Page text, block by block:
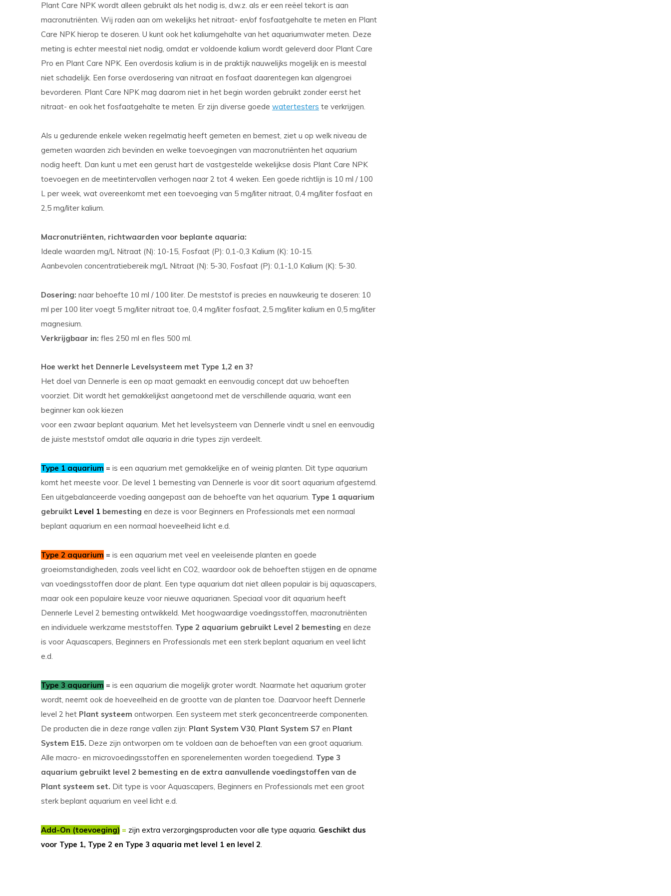
Plant Care NPK wordt alleen gebruikt als het nodig is, d.w.z. als er een reëel tekort is aan
macronutriënten. Wij raden aan om wekelijks het nitraat- en/of fosfaatgehalte te meten en Plant
Care NPK hierop te doseren. U kunt ook het kaliumgehalte van het aquariumwater meten. Deze
meting is echter meestal niet nodig, omdat er voldoende kalium wordt geleverd door Plant Care
Pro en Plant Care NPK. Een overdosis kalium is in de praktijk nauwelijks mogelijk en is meestal
niet schadelijk. Een forse overdosering van nitraat en fosfaat daarentegen kan algengroei
bevorderen. Plant Care NPK mag daarom niet in het begin worden gebruikt zonder eerst het
nitraat- en ook het fosfaatgehalte te meten. Er zijn diverse goede watertesters te verkrijgen.
Als u gedurende enkele weken regelmatig heeft gemeten en bemest, ziet u op welk niveau de
gemeten waarden zich bevinden en welke toevoegingen van macronutriënten het aquarium
nodig heeft. Dan kunt u met een gerust hart de vastgestelde wekelijkse dosis Plant Care NPK
toevoegen en de meetintervallen verhogen naar 2 tot 4 weken. Een goede richtlijn is 10 ml / 100
L per week, wat overeenkomt met een toevoeging van 5 mg/liter nitraat, 0,4 mg/liter fosfaat en
2,5 mg/liter kalium.
Macronutriënten, richtwaarden voor beplante aquaria:
Ideale waarden mg/L Nitraat (N): 10-15, Fosfaat (P): 0,1-0,3 Kalium (K): 10-15.
Aanbevolen concentratiebereik mg/L Nitraat (N): 5-30, Fosfaat (P): 0,1-1,0 Kalium (K): 5-30.
Dosering: naar behoefte 10 ml / 100 liter. De meststof is precies en nauwkeurig te doseren: 10
ml per 100 liter voegt 5 mg/liter nitraat toe, 0,4 mg/liter fosfaat, 2,5 mg/liter kalium en 0,5 mg/liter
magnesium.
Verkrijgbaar in: fles 250 ml en fles 500 ml.
Hoe werkt het Dennerle Levelsysteem met Type 1,2 en 3?
Het doel van Dennerle is een op maat gemaakt en eenvoudig concept dat uw behoeften
voorziet. Dit wordt het gemakkelijkst aangetoond met de verschillende aquaria, want een
beginner kan ook kiezen
voor een zwaar beplant aquarium. Met het levelsysteem van Dennerle vindt u snel en eenvoudig
de juiste meststof omdat alle aquaria in drie types zijn verdeelt.
Type 1 aquarium = is een aquarium met gemakkelijke en of weinig planten. Dit type aquarium
komt het meeste voor. De level 1 bemesting van Dennerle is voor dit soort aquarium afgestemd.
Een uitgebalanceerde voeding aangepast aan de behoefte van het aquarium. Type 1 aquarium
gebruikt Level 1 bemesting en deze is voor Beginners en Professionals met een normaal
beplant aquarium en een normaal hoeveelheid licht e.d.
Type 2 aquarium = is een aquarium met veel en veeleisende planten en goede
groeiomstandigheden, zoals veel licht en CO2, waardoor ook de behoeften stijgen en de opname
van voedingsstoffen door de plant. Een type aquarium dat niet alleen populair is bij aquascapers,
maar ook een populaire keuze voor nieuwe aquarianen. Speciaal voor dit aquarium heeft
Dennerle Level 2 bemesting ontwikkeld. Met hoogwaardige voedingsstoffen, macronutriënten
en individuele werkzame meststoffen. Type 2 aquarium gebruikt Level 2 bemesting en deze
is voor Aquascapers, Beginners en Professionals met een sterk beplant aquarium en veel licht
e.d.
Type 3 aquarium = is een aquarium die mogelijk groter wordt. Naarmate het aquarium groter
wordt, neemt ook de hoeveelheid en de grootte van de planten toe. Daarvoor heeft Dennerle
level 2 het Plant systeem ontworpen. Een systeem met sterk geconcentreerde componenten.
De producten die in deze range vallen zijn: Plant System V30, Plant System S7 en Plant
System E15. Deze zijn ontworpen om te voldoen aan de behoeften van een groot aquarium.
Alle macro- en microvoedingsstoffen en sporenelementen worden toegediend. Type 3
aquarium gebruikt level 2 bemesting en de extra aanvullende voedingstoffen van de
Plant systeem set. Dit type is voor Aquascapers, Beginners en Professionals met een groot
sterk beplant aquarium en veel licht e.d.
Add-On (toevoeging) = zijn extra verzorgingsproducten voor alle type aquaria. Geschikt dus
voor Type 1, Type 2 en Type 3 aquaria met level 1 en level 2.